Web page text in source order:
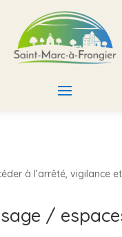
à l’arrêté, vigilance
/